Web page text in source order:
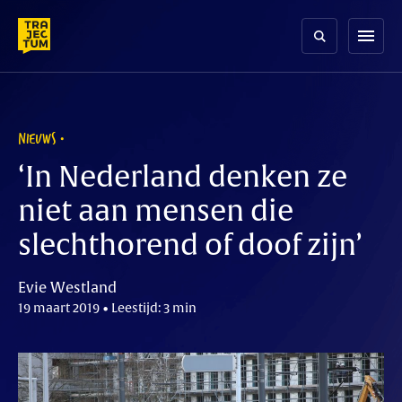
content
menu
NIEUWS
‘In Nederland denken ze
niet aan mensen die
slechthorend of doof zijn’
Evie Westland
19 maart 2019 • Leestijd: 3 min